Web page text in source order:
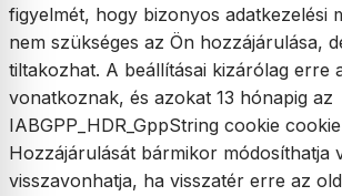
figyelmét, hogy bizonyos adatkezelési
nem szükséges az Ön hozzájárulása,
tiltakozhat. A beállításai kizárólag erre
vonatkoznak, és azokat 13 hónapig az
IABGPP_HDR_GppString cookie
Hozzájárulását bármikor módosíthatja
visszavonhatja, ha visszatér erre az